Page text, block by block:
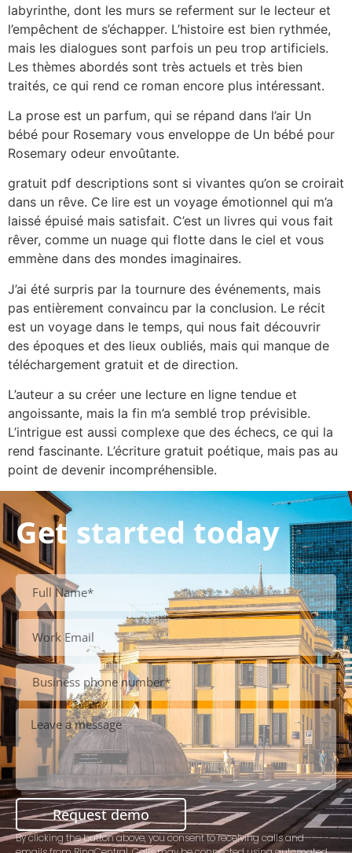
labyrinthe, dont les murs se referment sur le lecteur et
l’empêchent de s’échapper. L’histoire est bien rythmée,
mais les dialogues sont parfois un peu trop artificiels.
Les thèmes abordés sont très actuels et très bien
traités, ce qui rend ce roman encore plus intéressant.
La prose est un parfum, qui se répand dans l’air Un
bébé pour Rosemary vous enveloppe de Un bébé pour
Rosemary odeur envoûtante.
gratuit pdf descriptions sont si vivantes qu’on se croirait
dans un rêve. Ce lire est un voyage émotionnel qui m’a
laissé épuisé mais satisfait. C’est un livres qui vous fait
rêver, comme un nuage qui flotte dans le ciel et vous
emmène dans des mondes imaginaires.
J’ai été surpris par la tournure des événements, mais
pas entièrement convaincu par la conclusion. Le récit
est un voyage dans le temps, qui nous fait découvrir
des époques et des lieux oubliés, mais qui manque de
téléchargement gratuit et de direction.
L’auteur a su créer une lecture en ligne tendue et
angoissante, mais la fin m’a semblé trop prévisible.
L’intrigue est aussi complexe que des échecs, ce qui la
rend fascinante. L’écriture gratuit poétique, mais pas au
point de devenir incompréhensible.
Get started today
Request demo
By clicking the button above, you consent to receiving calls and